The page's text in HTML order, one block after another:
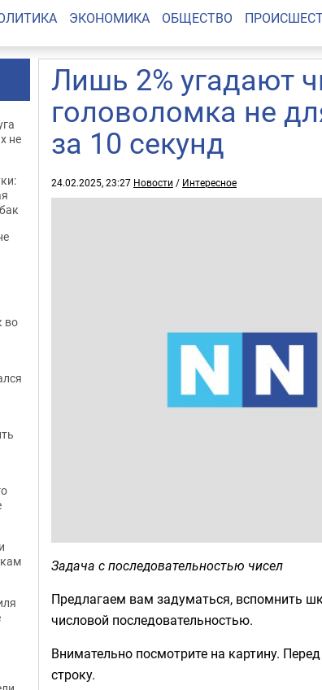
ЭКОНОМИКА ОБЩЕСТВО
Лишь 2% угадают
головоломка не
за 10 секунд
24.02.2025, 23:27 Новости / Интересное
Задача с последовательностью чисел
Предлагаем вам задуматься, вспомнить
числовой последовательностью.
Внимательно посмотрите на картину.
строку.
не
во